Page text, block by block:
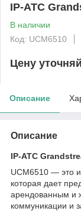
IP-АТС
В наличии
Код: UCM6510
Цену
Описание
Описание
IP-АТС
UCM6510 ― это
которая дает
арендованным
коммуникации и